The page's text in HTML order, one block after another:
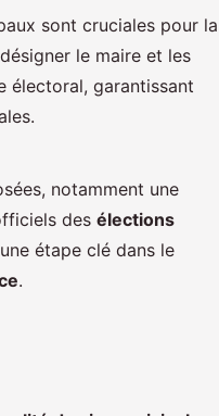
sont cruciales pour la
le maire et les
électoral, garantissant
notamment une
des élections
étape clé dans le
.